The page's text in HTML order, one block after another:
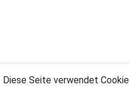
Diese Seite verwendet